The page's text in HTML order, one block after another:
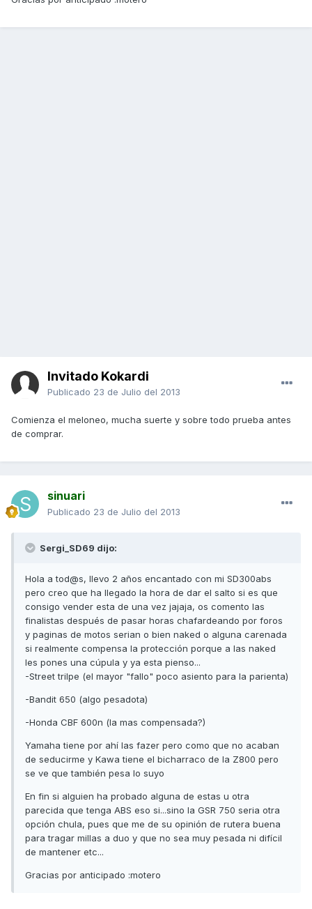
Invitado Kokardi
Publicado 23 de Julio del 2013
Comienza el meloneo, mucha suerte y sobre todo prueba antes
de comprar.
sinuari
Publicado 23 de Julio del 2013
Sergi_SD69 dijo:
Hola a tod@s, llevo 2 años encantado con mi SD300abs
pero creo que ha llegado la hora de dar el salto si es que
consigo vender esta de una vez jajaja, os comento las
finalistas después de pasar horas chafardeando por foros
y paginas de motos serian o bien naked o alguna carenada
si realmente compensa la protección porque a las naked
les pones una cúpula y ya esta pienso...
-Street trilpe (el mayor "fallo" poco asiento para la parienta)
-Bandit 650 (algo pesadota)
-Honda CBF 600n (la mas compensada?)
Yamaha tiene por ahí las fazer pero como que no acaban
de seducirme y Kawa tiene el bicharraco de la Z800 pero
se ve que también pesa lo suyo
En fin si alguien ha probado alguna de estas u otra
parecida que tenga ABS eso si...sino la GSR 750 seria otra
opción chula, pues que me de su opinión de rutera buena
para tragar millas a duo y que no sea muy pesada ni difícil
de mantener etc...
Gracias por anticipado :motero